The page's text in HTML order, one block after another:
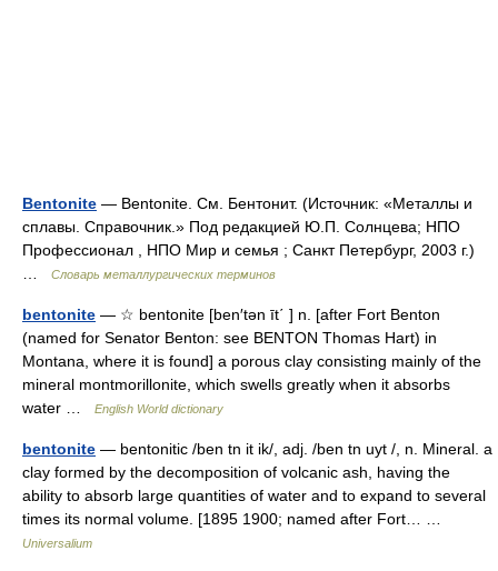
Bentonite — Bentonite. См. Бентонит. (Источник: «Металлы и
сплавы. Справочник.» Под редакцией Ю.П. Солнцева; НПО
Профессионал , НПО Мир и семья ; Санкт Петербург, 2003 г.)
Словарь металлургических терминов
bentonite — ☆ bentonite [ben′tən īt΄ ] n. [after Fort Benton
(named for Senator Benton: see BENTON Thomas Hart) in
Montana, where it is found] a porous clay consisting mainly of the
mineral montmorillonite, which swells greatly when it absorbs
water …
English World dictionary
bentonite — bentonitic /ben tn it ik/, adj. /ben tn uyt /, n. Mineral. a
clay formed by the decomposition of volcanic ash, having the
ability to absorb large quantities of water and to expand to several
times its normal volume. [1895 1900; named after Fort… …
Universalium